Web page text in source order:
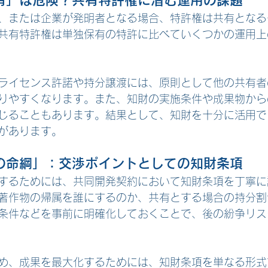
または企業が発明者となる場合、特許権は共有とな
有特許権は単独保有の特許に比べていくつかの運用
イセンス許諾や持分譲渡には、原則として他の共有
やすくなります。また、知財の実施条件や成果物か
ることもあります。結果として、知財を十分に活用
あります。
命綱」：交渉ポイントとしての知財条項
るためには、共同開発契約において知財条項を丁寧
作物の帰属を誰にするのか、共有とする場合の持分
件などを事前に明確化しておくことで、後の紛争リ
、成果を最大化するためには、知財条項を単なる形